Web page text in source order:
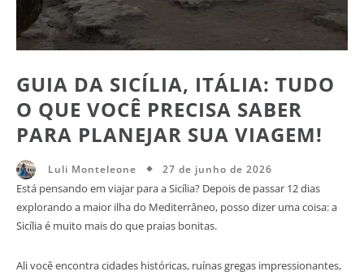
GUIA DA SICÍLIA, ITÁLIA: TUDO
O QUE VOCÊ PRECISA SABER
PARA PLANEJAR SUA VIAGEM!
Luli Monteleone 27 de junho de 2026
Está pensando em viajar para a Sicília? Depois de passar 12 dias
explorando a maior ilha do Mediterrâneo, posso dizer uma coisa: a
Sicília é muito mais do que praias bonitas.
Ali você encontra cidades históricas, ruínas gregas impressionantes,